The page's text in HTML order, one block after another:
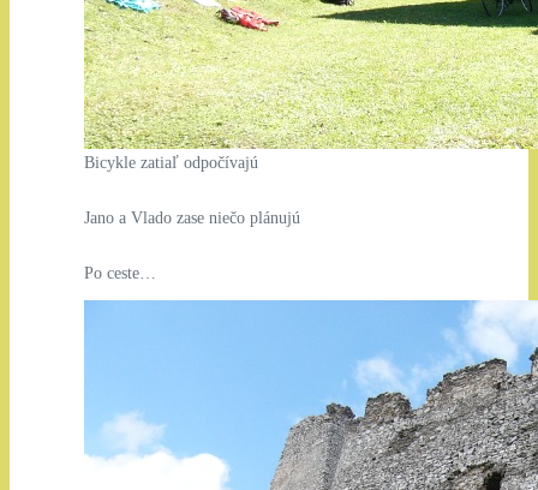
Bicykle zatiaľ odpočívajú
Jano a Vlado zase niečo plánujú
Po ceste…